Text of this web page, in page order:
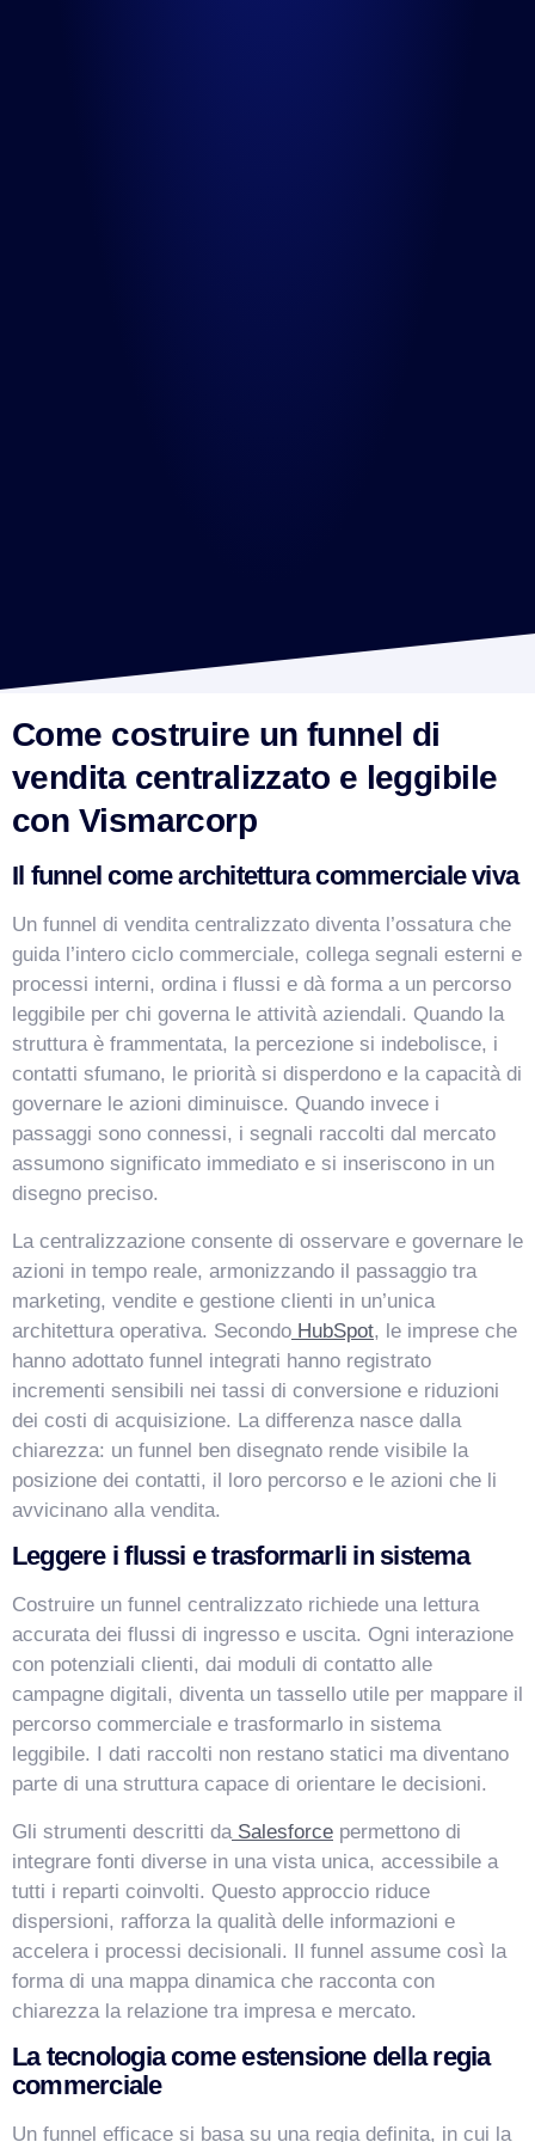
Come costruire un funnel di
vendita centralizzato e leggibile
con Vismarcorp
Il funnel come architettura commerciale viva
Un funnel di vendita centralizzato diventa l’ossatura che
guida l’intero ciclo commerciale, collega segnali esterni e
processi interni, ordina i flussi e dà forma a un percorso
leggibile per chi governa le attività aziendali. Quando la
struttura è frammentata, la percezione si indebolisce, i
contatti sfumano, le priorità si disperdono e la capacità di
governare le azioni diminuisce. Quando invece i
passaggi sono connessi, i segnali raccolti dal mercato
assumono significato immediato e si inseriscono in un
disegno preciso.
La centralizzazione consente di osservare e governare le
azioni in tempo reale, armonizzando il passaggio tra
marketing, vendite e gestione clienti in un’unica
architettura operativa. Secondo HubSpot, le imprese che
hanno adottato funnel integrati hanno registrato
incrementi sensibili nei tassi di conversione e riduzioni
dei costi di acquisizione. La differenza nasce dalla
chiarezza: un funnel ben disegnato rende visibile la
posizione dei contatti, il loro percorso e le azioni che li
avvicinano alla vendita.
Leggere i flussi e trasformarli in sistema
Costruire un funnel centralizzato richiede una lettura
accurata dei flussi di ingresso e uscita. Ogni interazione
con potenziali clienti, dai moduli di contatto alle
campagne digitali, diventa un tassello utile per mappare il
percorso commerciale e trasformarlo in sistema
leggibile. I dati raccolti non restano statici ma diventano
parte di una struttura capace di orientare le decisioni.
Gli strumenti descritti da Salesforce permettono di
integrare fonti diverse in una vista unica, accessibile a
tutti i reparti coinvolti. Questo approccio riduce
dispersioni, rafforza la qualità delle informazioni e
accelera i processi decisionali. Il funnel assume così la
forma di una mappa dinamica che racconta con
chiarezza la relazione tra impresa e mercato.
La tecnologia come estensione della regia
commerciale
Un funnel efficace si basa su una regia definita, in cui la
VismarChat AI Agent
Salve! Sono VismarChat, l'agente AI di Vismarcorp. In
cosa possiamo esserti utile?